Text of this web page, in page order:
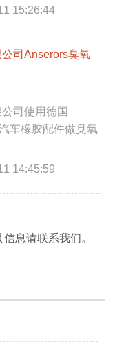
15:26:44
司Anserors臭氧
司使用德国
车橡胶配件做臭氧
14:45:59
息请联系我们。